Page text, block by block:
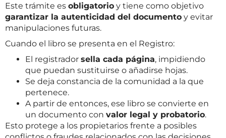
Este trámite es obligatorio y tiene como objetivo
garantizar la autenticidad del documento y evitar
manipulaciones futuras.
Cuando el libro se presenta en el Registro:
El registrador sella cada página, impidiendo
que puedan sustituirse o añadirse hojas.
Se deja constancia de la comunidad a la que
pertenece.
A partir de entonces, ese libro se convierte en
un documento con valor legal y probatorio.
Esto protege a los propietarios frente a posibles